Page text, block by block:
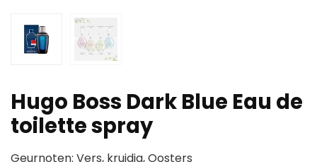
Hugo Boss Dark Blue Eau de
toilette spray
Geurnoten: Vers, kruidig, Oosters